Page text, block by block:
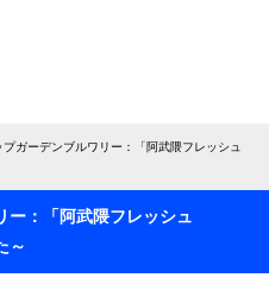
プガーデンブルワリー：「阿武隈フレッシュ
ー：「阿武隈フレッシュ
～